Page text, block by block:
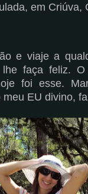
em Criúva,
e viaje a
faça feliz.
foi esse.
EU divino,